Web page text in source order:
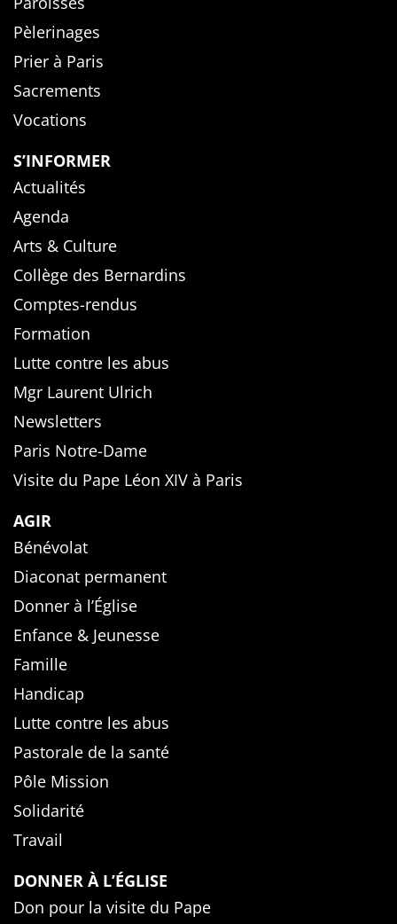
Pèlerinages
Prier à Paris
Sacrements
Vocations
S’INFORMER
Actualités
Agenda
Arts & Culture
Collège des Bernardins
Comptes-rendus
Formation
Lutte contre les abus
Mgr Laurent Ulrich
Newsletters
Paris Notre-Dame
Visite du Pape Léon XIV à Paris
AGIR
Bénévolat
Diaconat permanent
Donner à l’Église
Enfance & Jeunesse
Famille
Handicap
Lutte contre les abus
Pastorale de la santé
Pôle Mission
Solidarité
Travail
DONNER À L’ÉGLISE
Don pour la visite du Pape